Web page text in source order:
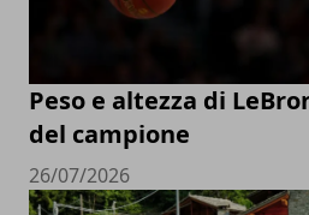
Peso e altezza di
del campione
26/07/2026